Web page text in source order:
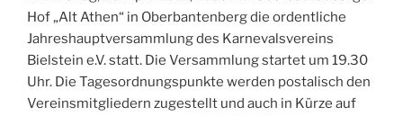
Hof „Alt Athen“ in Oberbantenberg die ordentliche
Jahreshauptversammlung des Karnevalsvereins
Bielstein e.V. statt. Die Versammlung startet um 19.30
Uhr. Die Tagesordnungspunkte werden postalisch den
Vereinsmitgliedern zugestellt und auch in Kürze auf